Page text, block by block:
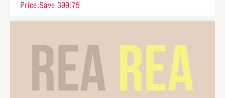
Price.Save 399:75